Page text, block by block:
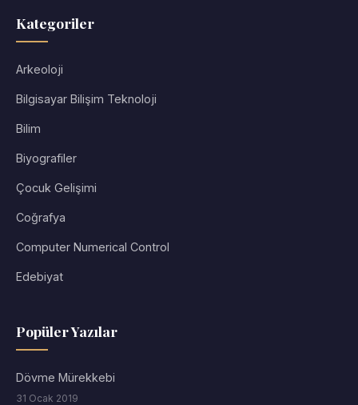
Kategoriler
Arkeoloji
Bilgisayar Bilişim Teknoloji
Bilim
Biyografiler
Çocuk Gelişimi
Coğrafya
Computer Numerical Control
Edebiyat
Popüler Yazılar
Dövme Mürekkebi
31 Ocak 2019